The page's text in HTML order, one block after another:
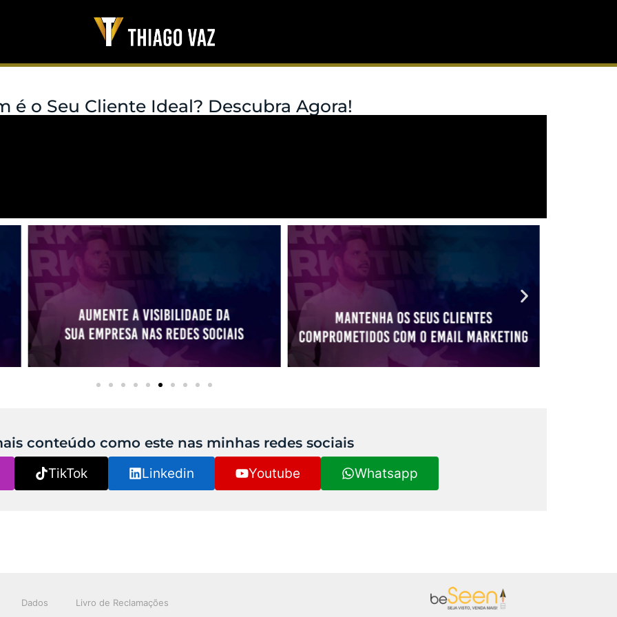
é o Seu Cliente Ideal? Descubra Agora!
conteúdo como este nas minhas redes sociais
TikTok Linkedin Youtube Whatsapp
Dados Livro de Reclamações